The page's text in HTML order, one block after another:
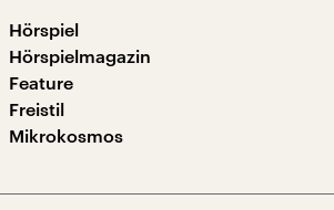
Hörspiel
Hörspielmagazin
Feature
Freistil
Mikrokosmos